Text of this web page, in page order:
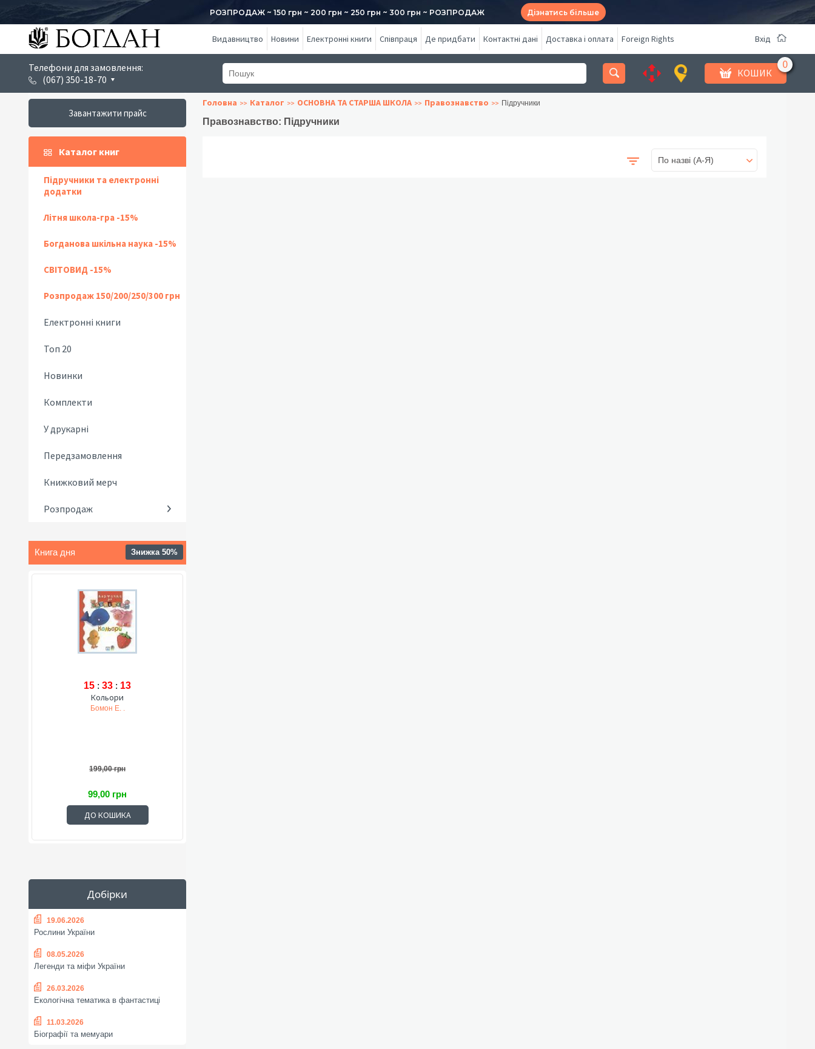
РОЗПРОДАЖ ~ 150 грн ~ 200 грн ~ 250 грн ~ 300 грн ~ РОЗПРОДАЖ Дізнатись більше
Видавництво Новини Електронні книги Співпраця Де придбати Контактні дані Доставка і оплата Foreign Rights Вхід
Телефони для замовлення:
(067) 350-18-70
КОШИК
Завантажити прайс
Каталог книг
Підручники та електронні
додатки
Літня школа-гра -15%
Богданова шкільна наука -15%
СВІТОВИД -15%
Розпродаж 150/200/250/300 грн
Електронні книги
Топ 20
Новинки
Комплекти
У друкарні
Передзамовлення
Книжковий мерч
Розпродаж
Книга дня Знижка 50%
15 : 33 : 12
Кольори
Бомон Е. .
199,00 грн
99,00 грн
ДО КОШИКА
Добірки
19.06.2026
Рослини України
08.05.2026
Легенди та міфи України
26.03.2026
Екологічна тематика в фантастиці
11.03.2026
Біографії та мемуари
Головна Каталог ОСНОВНА ТА СТАРША ШКОЛА Правознавство Підручники
Правознавство: Підручники
По назві (A-Я)